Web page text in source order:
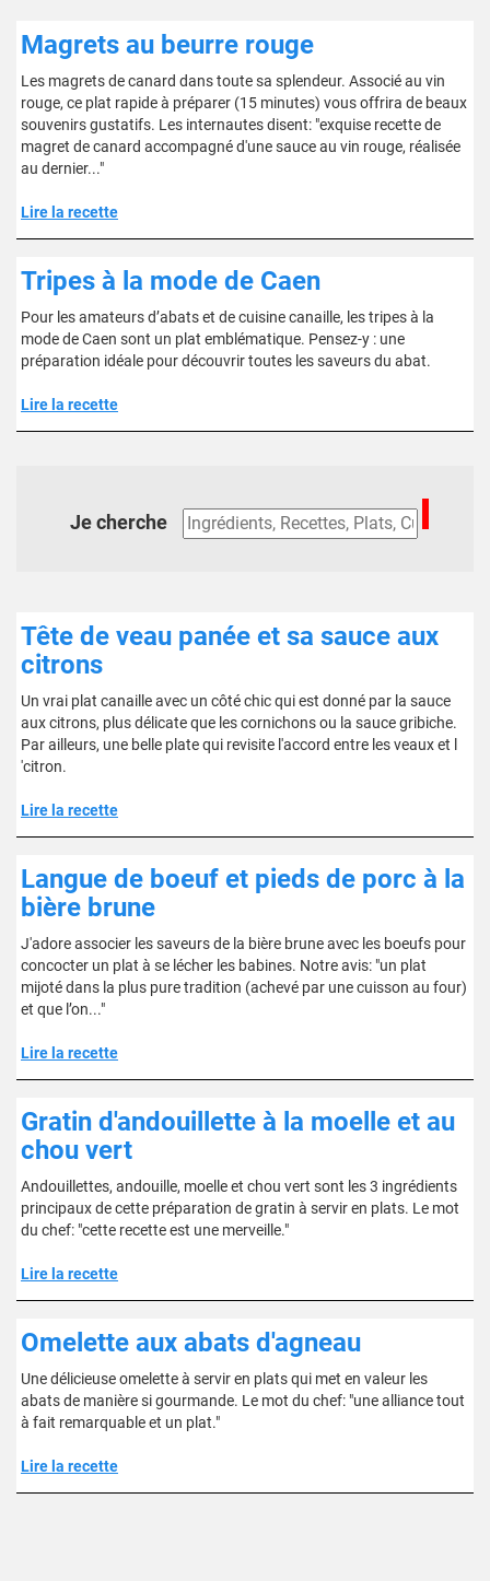
Magrets au beurre rouge
Les magrets de canard dans toute sa splendeur. Associé au vin
rouge, ce plat rapide à préparer (15 minutes) vous offrira de beaux
souvenirs gustatifs. Les internautes disent: "exquise recette de
magret de canard accompagné d'une sauce au vin rouge, réalisée
au dernier..."
Lire la recette
Tripes à la mode de Caen
Pour les amateurs d’abats et de cuisine canaille, les tripes à la
mode de Caen sont un plat emblématique. Pensez-y : une
préparation idéale pour découvrir toutes les saveurs du abat.
Lire la recette
Je cherche
Tête de veau panée et sa sauce aux
citrons
Un vrai plat canaille avec un côté chic qui est donné par la sauce
aux citrons, plus délicate que les cornichons ou la sauce gribiche.
Par ailleurs, une belle plate qui revisite l'accord entre les veaux et l
'citron.
Lire la recette
Langue de boeuf et pieds de porc à la
bière brune
J'adore associer les saveurs de la bière brune avec les boeufs pour
concocter un plat à se lécher les babines. Notre avis: "un plat
mijoté dans la plus pure tradition (achevé par une cuisson au four)
et que l’on..."
Lire la recette
Gratin d'andouillette à la moelle et au
chou vert
Andouillettes, andouille, moelle et chou vert sont les 3 ingrédients
principaux de cette préparation de gratin à servir en plats. Le mot
du chef: "cette recette est une merveille."
Lire la recette
Omelette aux abats d'agneau
Une délicieuse omelette à servir en plats qui met en valeur les
abats de manière si gourmande. Le mot du chef: "une alliance tout
à fait remarquable et un plat."
Lire la recette